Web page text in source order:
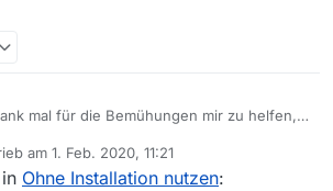
mal für die Bemühungen mir zu helfen,
sagte inOhne Installation nutzen
am 1. Feb. 2020, 11:21
editiert von
Ohne Installation nutzen: